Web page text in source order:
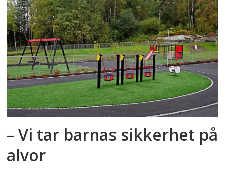
– Vi tar barnas sikkerhet på
alvor